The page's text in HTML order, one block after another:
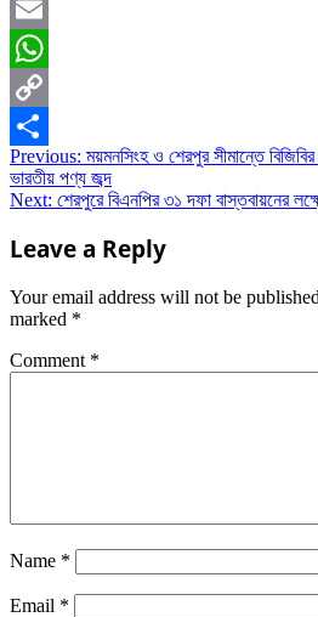
Mastodon
Email
WhatsApp
Copy
Link
Share
Post
navigation
Previous: ময়মনসিংহ ও শেরপুর সীমান্তে
ভারতীয় পণ্য জব্দ
Next: শেরপুরে বিএনপির ৩১ দফা বাস্তবায়নের
Leave a Reply
Your email address will not be
marked *
Comment *
Name *
Email *